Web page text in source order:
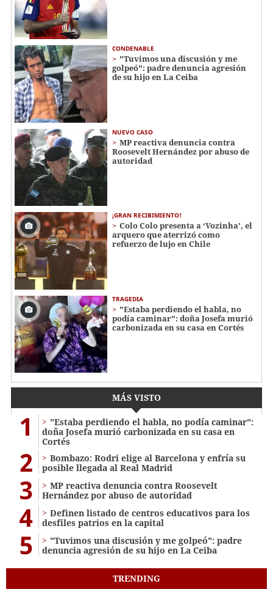
CONDENABLE
"Tuvimos una discusión y me
golpeó": padre denuncia agresión
de su hijo en La Ceiba
NUEVO CASO
MP reactiva denuncia contra
Roosevelt Hernández por abuso de
autoridad
¡GRAN RECIBIMIENTO!
Colo Colo presenta a ‘Vozinha’, el
arquero que aterrizó como
refuerzo de lujo en Chile
TRAGEDIA
"Estaba perdiendo el habla, no
podía caminar": doña Josefa murió
carbonizada en su casa en Cortés
MÁS VISTO
1
"Estaba perdiendo el habla, no podía caminar":
doña Josefa murió carbonizada en su casa en
Cortés
2
Bombazo: Rodri elige al Barcelona y enfría su
posible llegada al Real Madrid
3
MP reactiva denuncia contra Roosevelt
Hernández por abuso de autoridad
4
Definen listado de centros educativos para los
desfiles patrios en la capital
5
"Tuvimos una discusión y me golpeó": padre
denuncia agresión de su hijo en La Ceiba
TRENDING